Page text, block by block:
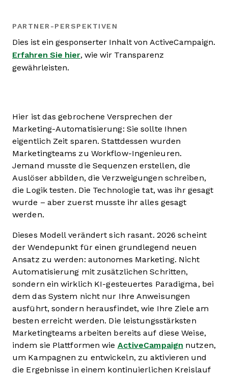
PARTNER-PERSPEKTIVEN
Dies ist ein gesponserter Inhalt von ActiveCampaign.
Erfahren Sie hier, wie wir Transparenz
gewährleisten.
Hier ist das gebrochene Versprechen der
Marketing-Automatisierung: Sie sollte Ihnen
eigentlich Zeit sparen. Stattdessen wurden
Marketingteams zu Workflow-Ingenieuren.
Jemand musste die Sequenzen erstellen, die
Auslöser abbilden, die Verzweigungen schreiben,
die Logik testen. Die Technologie tat, was ihr gesagt
wurde – aber zuerst musste ihr alles gesagt
werden.
Dieses Modell verändert sich rasant. 2026 scheint
der Wendepunkt für einen grundlegend neuen
Ansatz zu werden: autonomes Marketing. Nicht
Automatisierung mit zusätzlichen Schritten,
sondern ein wirklich KI-gesteuertes Paradigma, bei
dem das System nicht nur Ihre Anweisungen
ausführt, sondern herausfindet, wie Ihre Ziele am
besten erreicht werden. Die leistungsstärksten
Marketingteams arbeiten bereits auf diese Weise,
indem sie Plattformen wie ActiveCampaign nutzen,
um Kampagnen zu entwickeln, zu aktivieren und
die Ergebnisse in einem kontinuierlichen Kreislauf